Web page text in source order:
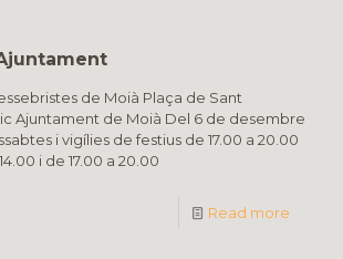
de Moià Plaça de Sant
Ajuntament de Moià Del 6 de desembre
i vigílies de festius de 17.00 a 20.00
i de 17.00 a 20.00
Read more